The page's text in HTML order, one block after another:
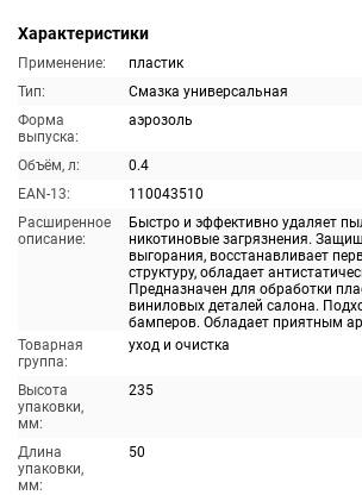
Характеристики
Применение:
пластик
Тип:
Смазка универсальная
Форма
выпуска:
аэрозоль
Объём, л:
0.4
EAN-13:
110043510
Расширенное
описание:
Быстро и эффективно удаляет
никотиновые загрязнения.
выгорания, восстанавливает
структуру, обладает
Предназначен для обработки
виниловых деталей салона.
бамперов. Обладает приятным
Товарная
группа:
уход и очистка
Высота
упаковки,
мм:
235
Длина
упаковки,
мм:
50